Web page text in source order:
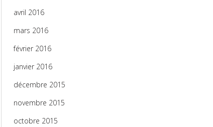
avril 2016
mars 2016
février 2016
janvier 2016
décembre 2015
novembre 2015
octobre 2015